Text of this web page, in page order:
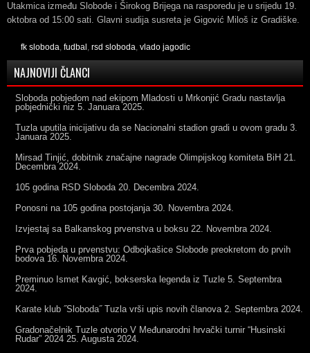
Utakmica između Slobode i Širokog Brijega na rasporedu je u srijedu 19.
oktobra od 15:00 sati. Glavni sudija susreta je Gigović Miloš iz Gradiške.
fk sloboda, fudbal , rsd sloboda, vlado jagodic
NAJNOVIJI ČLANCI
Sloboda pobjedom nad ekipom Mladosti u Mrkonjić Gradu nastavlja
pobjednički niz 5. Januara 2025.
Tuzla uputila inicijativu da se Nacionalni stadion gradi u ovom gradu 3.
Januara 2025.
Mirsad Tinjić, dobitnik značajne nagrade Olimpijskog komiteta BiH 21.
Decembra 2024.
105 godina RSD Sloboda 20. Decembra 2024.
Ponosni na 105 godina postojanja 30. Novembra 2024.
Izvjestaj sa Balkanskog prvenstva u boksu 22. Novembra 2024.
Prva pobjeda u prvenstvu: Odbojkašice Slobode preokretom do prvih
bodova 16. Novembra 2024.
Preminuo Ismet Kavgić, bokserska legenda iz Tuzle 5. Septembra
2024.
Karate klub ˝Sloboda˝ Tuzla vrši upis novih članova 2. Septembra 2024.
Gradonačelnik Tuzle otvorio V Međunarodni hrvački turnir “Husinski
Rudar” 2024 25. Augusta 2024.